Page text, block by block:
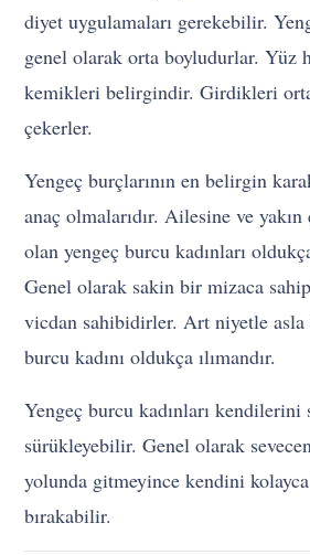
diyet uygulamaları gerekebilir.
genel olarak orta boyludurlar. Yüz
kemikleri belirgindir. Girdikleri
çekerler.
Yengeç burçlarının en belirgin
anaç olmalarıdır. Ailesine ve
olan yengeç burcu kadınları
Genel olarak sakin bir mizaca
vicdan sahibidirler. Art niyetle asla
burcu kadını oldukça ılımandır.
Yengeç burcu kadınları kendilerini
sürükleyebilir. Genel olarak
yolunda gitmeyince kendini
bırakabilir.